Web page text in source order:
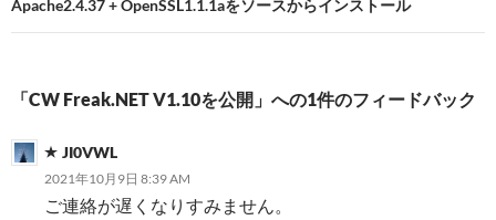
ゲ
ー
ョ
Apache2.4.37 + OpenSSL1.1.1aをソースからインストール
「CW Freak.NET V1.10を公開」への1件のフィードバック
JI0VWL
2021年10月9日 8:39 AM
ご連絡が遅くなりすみません。